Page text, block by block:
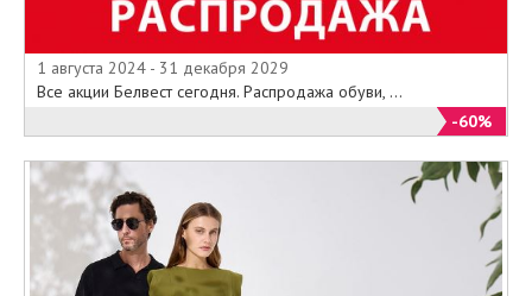
1 августа 2024 - 31 декабря 2029
Все акции Белвест сегодня. Распродажа обуви, ...
-60%